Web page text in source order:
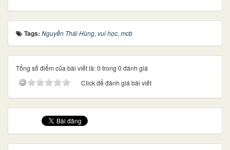
Tags: Nguyễn Thái Hùng, vui học, mcb
Tổng số điểm của bài viết là: 0 trong 0 đánh giá
Click để đánh giá bài viết